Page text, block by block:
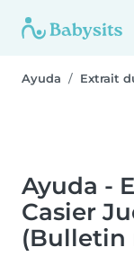
Ayuda Extrait
Ayuda -
Casier
(Bulletin